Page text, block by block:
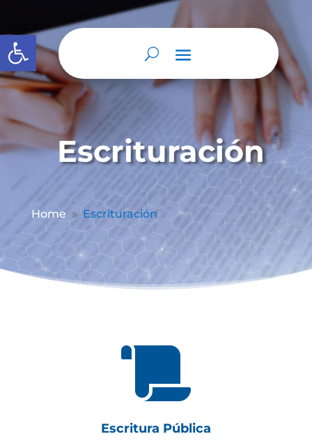
Abrir barra de herramientas
Escrituración
Home 9 Escrituración

Escritura Pública